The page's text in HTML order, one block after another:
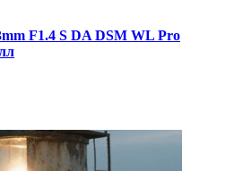
F1.4 S DA DSM WL Pro